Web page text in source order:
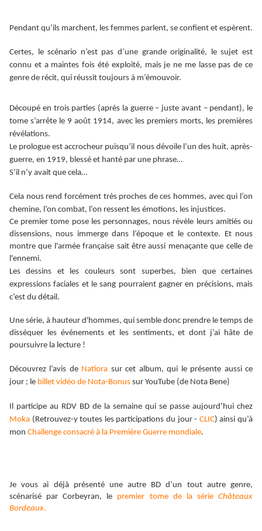
Pendant qu’ils marchent, les femmes parlent, se confient et espèrent.
Certes, le scénario n’est pas d’une grande originalité, le sujet est
connu et a maintes fois été exploité, mais je ne me lasse pas de ce
genre de récit, qui réussit toujours à m’émouvoir.
Découpé en trois parties (après la guerre – juste avant – pendant), le
tome s’arrête le 9 août 1914, avec les premiers morts, les premières
révélations.
Le prologue est accrocheur puisqu’il nous dévoile l’un des huit, après-
guerre, en 1919, blessé et hanté par une phrase…
S’il n’y avait que cela…
Cela nous rend forcément très proches de ces hommes, avec qui l’on
chemine, l’on combat, l’on ressent les émotions, les injustices.
Ce premier tome pose les personnages, nous révèle leurs amitiés ou
dissensions, nous immerge dans l’époque et le contexte. Et nous
montre que l'armée française sait êtreaussi menaçanteque celle de
l'ennemi.
Les dessins et les couleurs sont superbes, bien que certaines
expressions faciales et le sang pourraient gagner en précisions, mais
c’est du détail.
Une série, à hauteur d'hommes, qui semble donc prendre le temps de
disséquer les événementset les sentiments, et dont j’ai hâte de
poursuivre la lecture !
Découvrez l’avis de Natiora sur cet album, qui le présente aussi ce
jour ; le billet vidéo de Nota-Bonus sur YouTube (de Nota Bene)
Il participe au RDV BD de la semaine qui se passe aujourd’hui chez
Moka (Retrouvez-y toutes les participations du jour - CLIC) ainsi qu’à
mon Challenge consacré à la Première Guerre mondiale.
Je vous ai déjà présenté une autre BD d’un tout autre genre,
scénarisé par Corbeyran, le premier tome de la sérieChâteaux
Bordeaux.